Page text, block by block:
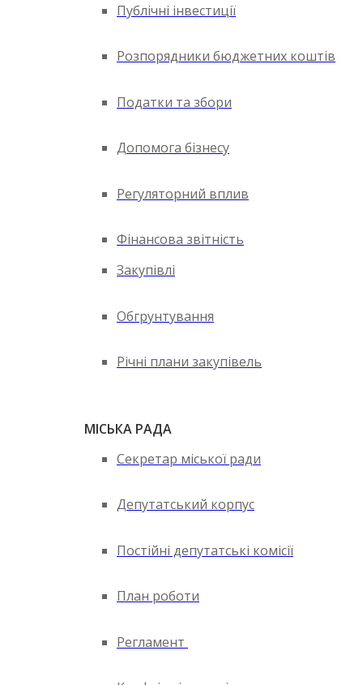
Публічні інвестиції
Розпорядники бюджетних коштів
Податки та збори
Допомога бізнесу
Регуляторний вплив
Фінансова звітність
Закупівлі
Обгрунтування
Річні плани закупівель
МІСЬКА РАДА
Секретар міської ради
Депутатський корпус
Постійні депутатські комісії
План роботи
Регламент